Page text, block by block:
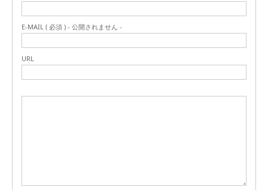
E-MAIL ( 必須 ) - 公開されません -
URL